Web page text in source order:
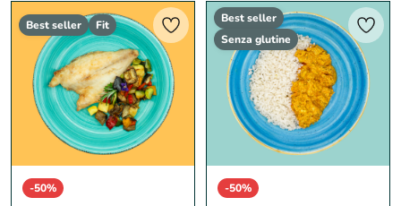
Best seller Fit
-50%
Best seller
Senza glutine
-50%